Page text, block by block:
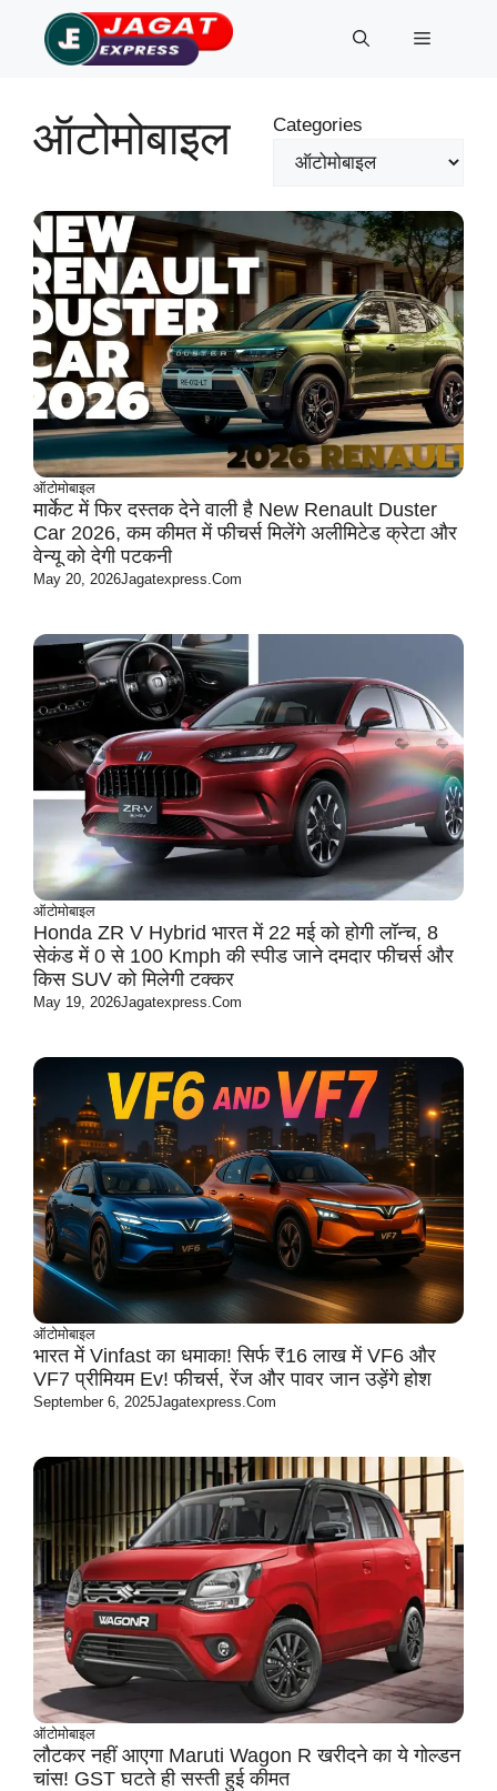
content
Menu
ऑटोमोबाइल Categories
ऑटोमोबाइल
मार्केट में फिर दस्तक देने वाली है New Renault Duster
Car 2026, कम कीमत में फीचर्स मिलेंगे अलीमिटेड क्रेटा और
वेन्यू को देगी पटकनी
May 20, 2026Jagatexpress.com
ऑटोमोबाइल
Honda ZR V Hybrid भारत में 22 मई को होगी लॉन्च, 8
सेकंड में 0 से 100 Kmph की स्पीड जाने दमदार फीचर्स और
किस SUV को मिलेगी टक्कर
May 19, 2026Jagatexpress.com
ऑटोमोबाइल
भारत में Vinfast का धमाका! सिर्फ ₹16 लाख में VF6 और
VF7 प्रीमियम Ev! फीचर्स, रेंज और पावर जान उड़ेंगे होश
September 6, 2025Jagatexpress.com
ऑटोमोबाइल
लौटकर नहीं आएगा Maruti Wagon R खरीदने का ये गोल्डन
चांस! GST घटते ही सस्ती हुई कीमत